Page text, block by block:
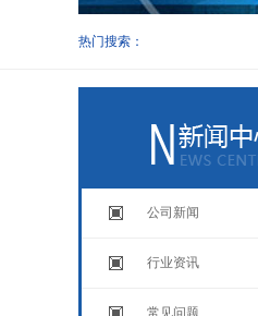
热门搜索：
公司新闻
行业资讯
常见问题